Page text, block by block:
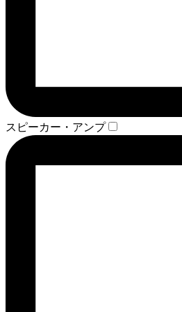
スピーカー・アンプ